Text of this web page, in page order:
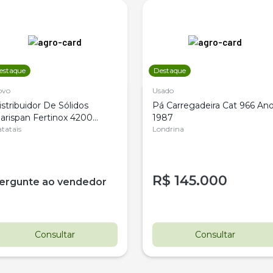
De Sólidos
Fertinox 4200
ao vendedor
Consultar
Destaque
Usado
Pá Carregadeira Cat 966
1987
Londrina
R$ 145.000
Consultar